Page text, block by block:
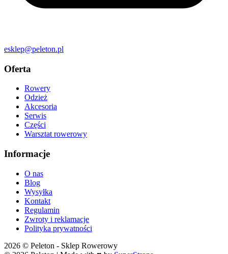
esklep@peleton.pl
Oferta
Rowery
Odzież
Akcesoria
Serwis
Części
Warsztat rowerowy
Informacje
O nas
Blog
Wysyłka
Kontakt
Regulamin
Zwroty i reklamacje
Polityka prywatności
2026 © Peleton - Sklep Rowerowy